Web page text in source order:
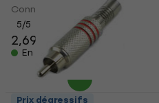
Connecteur RCA
5/5
2,69 €
En stock
Prix dégressifs